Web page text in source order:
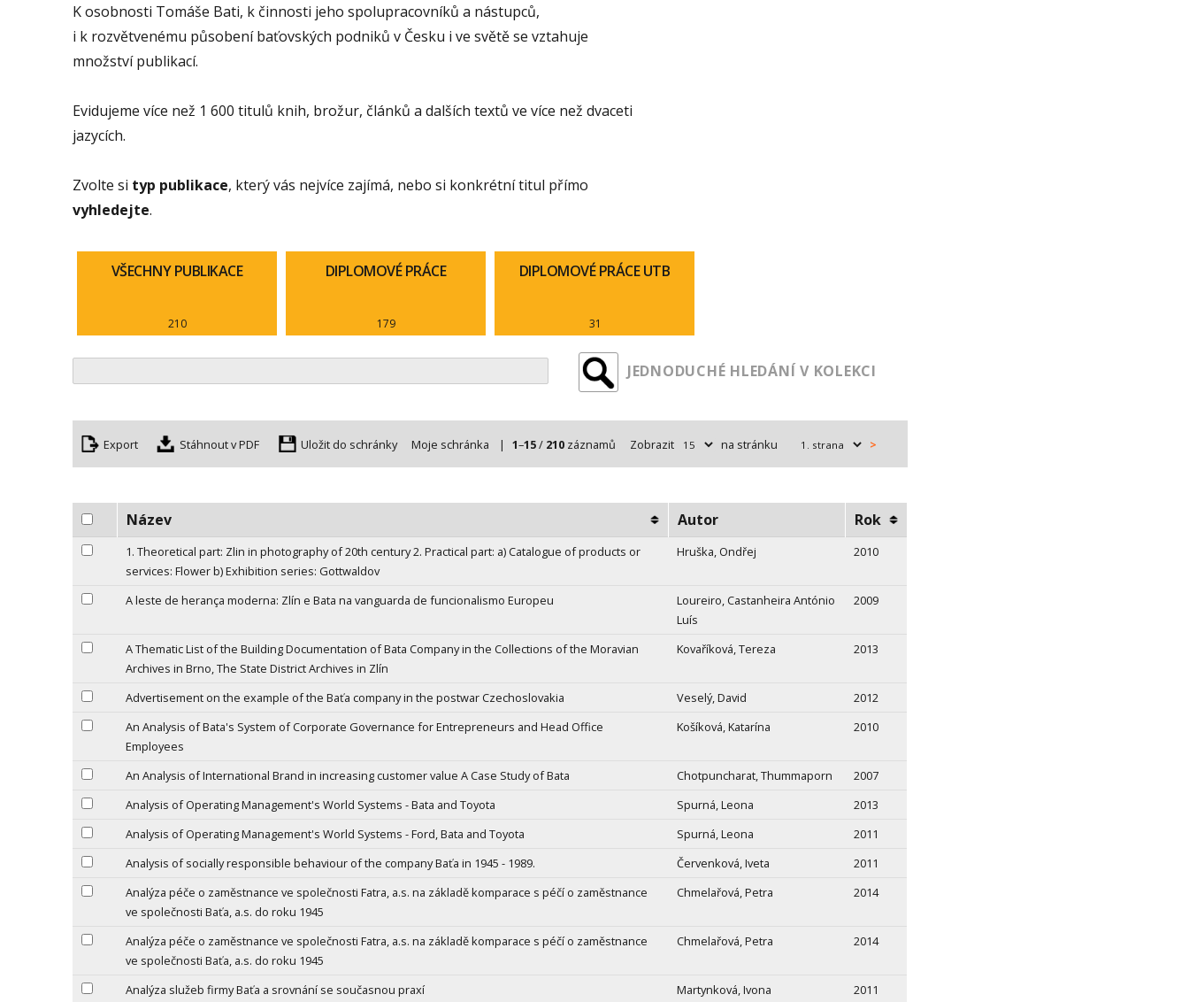
K osobnosti Tomáše Bati, k činnosti jeho spolupracovníků a nástupců,
i k rozvětvenému působení baťovských podniků v Česku i ve světě se vztahuje
množství publikací.
Evidujeme více než 1 600 titulů knih, brožur, článků a dalších textů ve více než dvaceti
jazycích.
Zvolte si typ publikace, který vás nejvíce zajímá, nebo si konkrétní titul přímo
vyhledejte.
VŠECHNY PUBLIKACE
210
DIPLOMOVÉ PRÁCE
179
DIPLOMOVÉ PRÁCE UTB
31
JEDNODUCHÉ HLEDÁNÍ V KOLEKCI
Export Uložit do schránky Moje schránka | 1–15/ 210 záznamů Zobrazit na stránku >
Název Autor Rok
1. Theoretical part: Zlin in photography of 20th century 2. Practical part: a) Catalogue of products or
services: Flower b) Exhibition series: Gottwaldov
Hruška, Ondřej 2010
A leste de herança moderna: Zlín e Bata na vanguarda de funcionalismo Europeu
Loureiro, Castanheira António
Luís
2009
A Thematic List of the Building Documentation of Bata Company in the Collections of the Moravian
Archives in Brno, The State District Archives in Zlín
Kovaříková, Tereza 2013
Advertisement on the example of the Baťa company in the postwar Czechoslovakia Veselý, David
2012
An Analysis of Bata's System of Corporate Governance for Entrepreneurs and Head Office
Employees
Košíková, Katarína 2010
An Analysis of International Brand in increasing customer value A Case Study of Bata Chotpuncharat, Thummaporn
2007
Analysis of Operating Management's World Systems - Bata and Toyota
Spurná, Leona
2013
Analysis of Operating Management's World Systems - Ford, Bata and Toyota
Spurná, Leona
2011
Analysis of socially responsible behaviour of the company Baťa in 1945 - 1989.
Červenková, Iveta
2011
Analýza péče o zaměstnance ve společnosti Fatra, a.s. na základě komparace s péčí o zaměstnance
ve společnosti Baťa, a.s. do roku 1945
Chmelařová, Petra 2014
Analýza péče o zaměstnance ve společnosti Fatra, a.s. na základě komparace s péčí o zaměstnance
ve společnosti Baťa, a.s. do roku 1945
Chmelařová, Petra 2014
Analýza služeb firmy Baťa a srovnání se současnou praxí Martynková, Ivona 2011